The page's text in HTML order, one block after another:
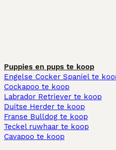
Puppies en pups te koop
Engelse Cocker Spaniel te
Cockapoo te koop
Labrador Retriever te koop
Duitse Herder te koop
Franse Bulldog te koop
Teckel ruwhaar te koop
Cavapoo te koop